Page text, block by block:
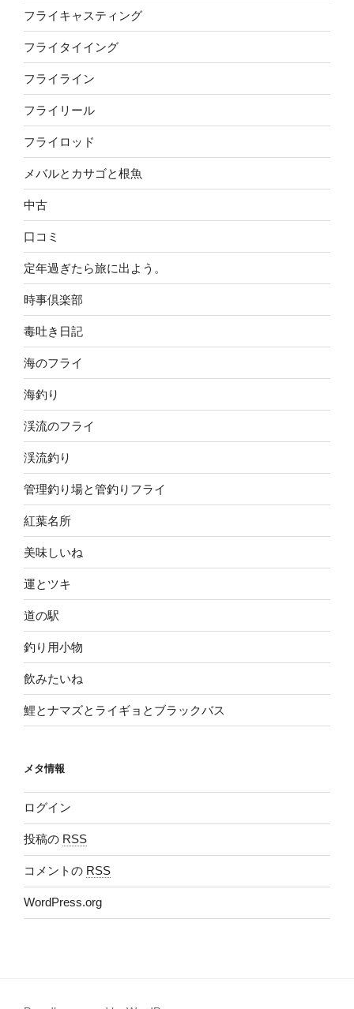
フライキャスティング
フライタイイング
フライライン
フライリール
フライロッド
メバルとカサゴと根魚
中古
口コミ
定年過ぎたら旅に出よう。
時事倶楽部
毒吐き日記
海のフライ
海釣り
渓流のフライ
渓流釣り
管理釣り場と管釣りフライ
紅葉名所
美味しいね
運とツキ
道の駅
釣り用小物
飲みたいね
鯉とナマズとライギョとブラックバス
メタ情報
ログイン
投稿の RSS
コメントの RSS
WordPress.org